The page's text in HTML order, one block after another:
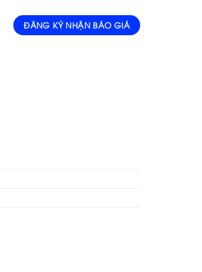
ĐĂNG KÝ NHẬN BÁO GIÁ